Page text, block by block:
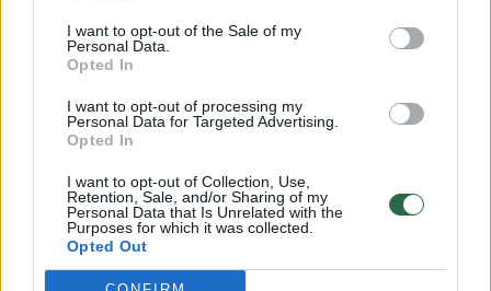
I want to opt-out of the Sale of my
Personal Data.
Opted In
I want to opt-out of processing my
Personal Data for Targeted Advertising.
Opted In
I want to opt-out of Collection, Use,
Retention, Sale, and/or Sharing of my
Personal Data that Is Unrelated with the
Purposes for which it was collected.
Opted Out
Nufilmavo, kaip patvino Vilniaus Vakarinis aplinkkelis:
Žinios | Lietuvos diena
00:02:01
„Pagarba pirmajai premjerei“: pasidalijo jautriais
prisiminimais apie Kazimierą Prunskienę